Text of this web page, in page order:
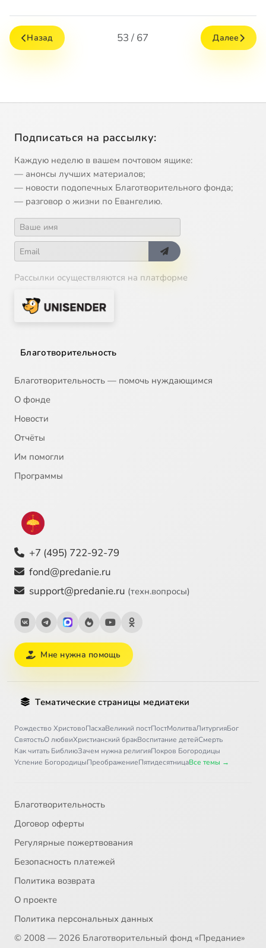
Назад 53 / 67 Далее
Подписаться на рассылку:
Каждую неделю в вашем почтовом ящике:
— анонсы лучших материалов;
— новости подопечных Благотворительного фонда;
— разговор о жизни по Евангелию.
Рассылки осуществляются на платформе
Благотворительность
Благотворительность — помочь нуждающимся
О фонде
Новости
Отчёты
Им помогли
Программы
+7 (495) 722-92-79
fond@predanie.ru
support@predanie.ru (техн.вопросы)
Мне нужна помощь
Тематические страницы медиатеки
Рождество ХристовоПасхаВеликий постПостМолитваЛитургияБог
СвятостьО любвиХристианский бракВоспитание детейСмерть
Как читать БиблиюЗачем нужна религияПокров Богородицы
Успение БогородицыПреображениеПятидесятницаВсе темы →
Благотворительность
Договор оферты
Регулярные пожертвования
Безопасность платежей
Политика возврата
О проекте
Политика персональных данных
© 2008 — 2026 Благотворительный фонд «Предание»